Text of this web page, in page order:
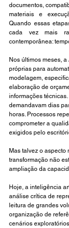
documentos,
materiais e
Quando essas
cada vez mais
contemporânea:
Nos últimos meses,
próprias para
modelagem,
elaboração de
informações
demandavam dias
horas. Processos
comprometer a
exigidos pelo
Mas talvez o
transformação não
ampliação da
Hoje, a inteligência
análise crítica de
leitura de grandes
organização de
cenários